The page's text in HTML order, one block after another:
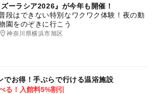
ーラシア2026』が今年も開催！
段はできない特別なワクワク体験！夜の動
園をのぞきに行こう
神奈川県横浜市旭区
でお得！手ぶらで行ける温浴施設
る！入館料5%割引